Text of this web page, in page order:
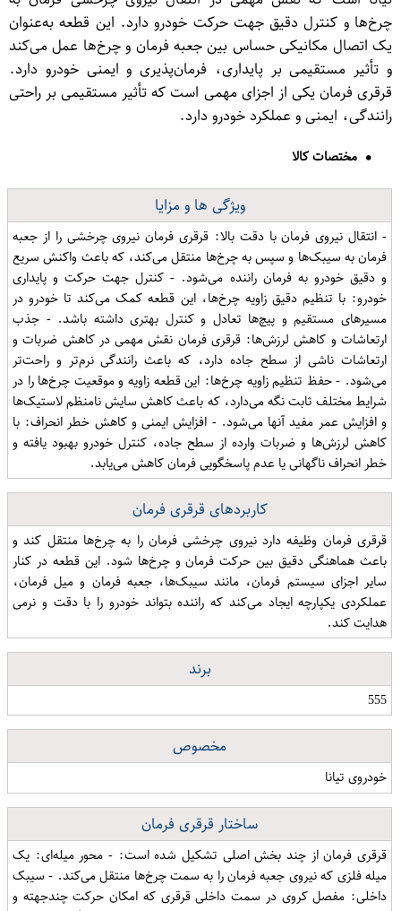
چرخ‌ها و کنترل دقیق جهت حرکت خودرو دارد. این قطعه به‌عنوان
یک اتصال مکانیکی حساس بین جعبه فرمان و چرخ‌ها عمل می‌کند
و تأثیر مستقیمی بر پایداری، فرمان‌پذیری و ایمنی خودرو دارد.
قرقری فرمان یکی از اجزای مهمی است که تأثیر مستقیمی بر راحتی
رانندگی، ایمنی و عملکرد خودرو دارد.
مختصات کالا
ویژگی ها و مزایا
- انتقال نیروی فرمان با دقت بالا: قرقری فرمان نیروی چرخشی را از جعبه
فرمان به سیبک‌ها و سپس به چرخ‌ها منتقل می‌کند، که باعث واکنش سریع
و دقیق خودرو به فرمان راننده می‌شود. - کنترل جهت حرکت و پایداری
خودرو: با تنظیم دقیق زاویه چرخ‌ها، این قطعه کمک می‌کند تا خودرو در
مسیرهای مستقیم و پیچ‌ها تعادل و کنترل بهتری داشته باشد. - جذب
ارتعاشات و کاهش لرزش‌ها: قرقری فرمان نقش مهمی در کاهش ضربات و
ارتعاشات ناشی از سطح جاده دارد، که باعث رانندگی نرم‌تر و راحت‌تر
می‌شود. - حفظ تنظیم زاویه چرخ‌ها: این قطعه زاویه و موقعیت چرخ‌ها را در
شرایط مختلف ثابت نگه می‌دارد، که باعث کاهش سایش نامنظم لاستیک‌ها
و افزایش عمر مفید آنها می‌شود. - افزایش ایمنی و کاهش خطر انحراف: با
کاهش لرزش‌ها و ضربات وارده از سطح جاده، کنترل خودرو بهبود یافته و
خطر انحراف ناگهانی یا عدم پاسخگویی فرمان کاهش می‌یابد.
کاربردهای قرقری فرمان
قرقری فرمان وظیفه دارد نیروی چرخشی فرمان را به چرخ‌ها منتقل کند و
باعث هماهنگی دقیق بین حرکت فرمان و چرخ‌ها شود. این قطعه در کنار
سایر اجزای سیستم فرمان، مانند سیبک‌ها، جعبه فرمان و میل فرمان،
عملکردی یکپارچه ایجاد می‌کند که راننده بتواند خودرو را با دقت و نرمی
هدایت کند.
برند
555
مخصوص
خودروی تیانا
ساختار قرقری فرمان
قرقری فرمان از چند بخش اصلی تشکیل شده است: - محور میله‌ای: یک
میله فلزی که نیروی جعبه فرمان را به سمت چرخ‌ها منتقل می‌کند. - سیبک
داخلی: مفصل کروی در سمت داخلی قرقری که امکان حرکت چندجهته و